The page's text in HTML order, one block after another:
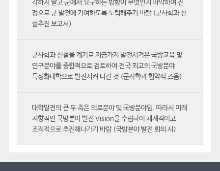
각하지 말고 군에서 요구하는 방향이 무엇인지 파악하여 진
정으로 군 발전에 기여하도록 노력해주기 바람 (군사학과 신
설추진 보고서)
군사학과 신설을 계기로 지금가지 발전시켜온 국방교육 및
연구분야를 종합적으로 검토하여 전국 최고의 국방분야
특성화대학으로 발전시켜 나갈 것 (군사학과 협약식 즈음)
대학발전의 큰 두 축은 의료분야 및 국방분야임. 따라서 미래
지향적인 국방분야 발전 Vision을 수립하여 체계적이고
조직적으로 추진해나가기 바람 (국방분야 발전 회의 시)